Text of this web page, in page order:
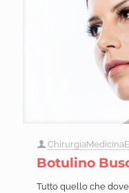
Botulino
Tutto quello che